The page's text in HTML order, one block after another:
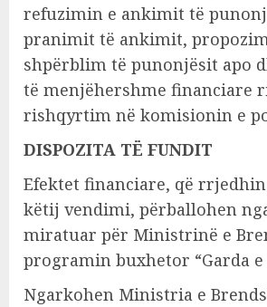
refuzimin e ankimit të
pranimit të ankimit,
shpërblim të punonjësit apo
të menjëhershme financiare
rishqyrtim në komisionin e
DISPOZITA TË FUNDIT
Efektet financiare, që
këtij vendimi, përballohen
miratuar për Ministrinë e
programin buxhetor “Garda e
Ngarkohen Ministria e